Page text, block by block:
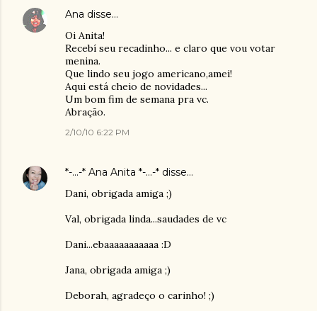
Ana disse…
Oi Anita!
Recebí seu recadinho... e claro que vou votar
menina.
Que lindo seu jogo americano,amei!
Aqui está cheio de novidades...
Um bom fim de semana pra vc.
Abração.
2/10/10 6:22 PM
*-...-* Ana Anita *-...-* disse…
Dani, obrigada amiga ;)
Val, obrigada linda...saudades de vc
Dani...ebaaaaaaaaaaa :D
Jana, obrigada amiga ;)
Deborah, agradeço o carinho! ;)